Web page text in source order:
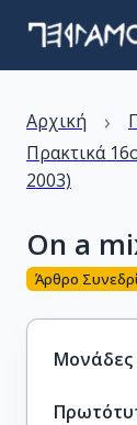
Αρχική ›
Πρακτικά
2003)
On a
Άρθρο
Μονάδες